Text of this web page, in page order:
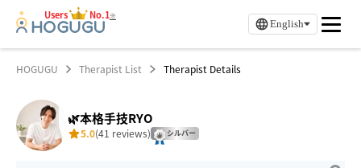
Users No.1※
English
HOGUGU Therapist List Therapist Details
🌿本格手技RYO
5.0(41 reviews) シルバー